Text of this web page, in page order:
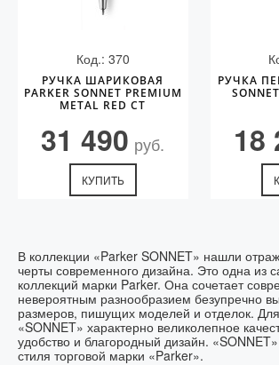
Код.: 370
РУЧКА ШАРИКОВАЯ
PARKER SONNET PREMIUM
METAL RED CT
31 490 руб.
КУПИТЬ
РУЧКА
18
В коллекции «Parker SONNET» нашли
черты современного дизайна. Это одна из
коллекций марки Parker. Она сочетает
невероятным разнообразием безупречно
размеров, пишущих моделей и отделок.
«SONNET» характерно великолепное
удобство и благородный дизайн.
стиля торговой марки «Parker».